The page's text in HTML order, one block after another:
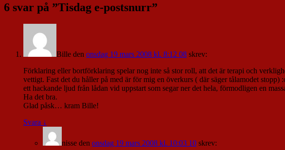
6 svar på ”Tisdag e-postsnurr”
Bille den onsdag 19 mars 2008 kl. 8:12 08 skrev:
Förklaring eller bortförklaring spelar nog inte så stor roll, att det är terapi och
vettigt. Fast det du håller på med är för mig en överkurs ( där säger tålamodet
ett hackande ljud från lådan vid uppstart som segar ner det hela, förmodligen en
Ha det bra.
Glad påsk… kram Bille!
Svara ↓
nisse den onsdag 19 mars 2008 kl. 10:03 10 skrev: